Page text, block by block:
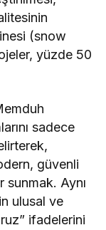
(snow
yüzde 50
sadece
güvenli
sunmak. Aynı
ulusal ve
ifadelerini